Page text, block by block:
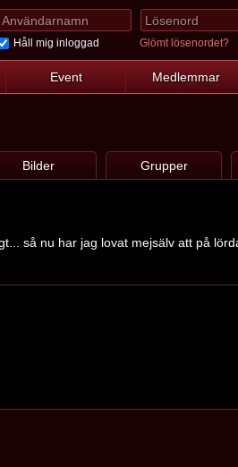
Håll mig inloggad Glömt lösenordet?
Event Medlemmar
Bilder Grupper
så nu har jag lovat mejsälv att på